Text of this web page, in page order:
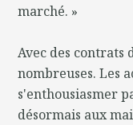
marché. »
Avec des contrats
nombreuses. Les
s'enthousiasmer
désormais aux